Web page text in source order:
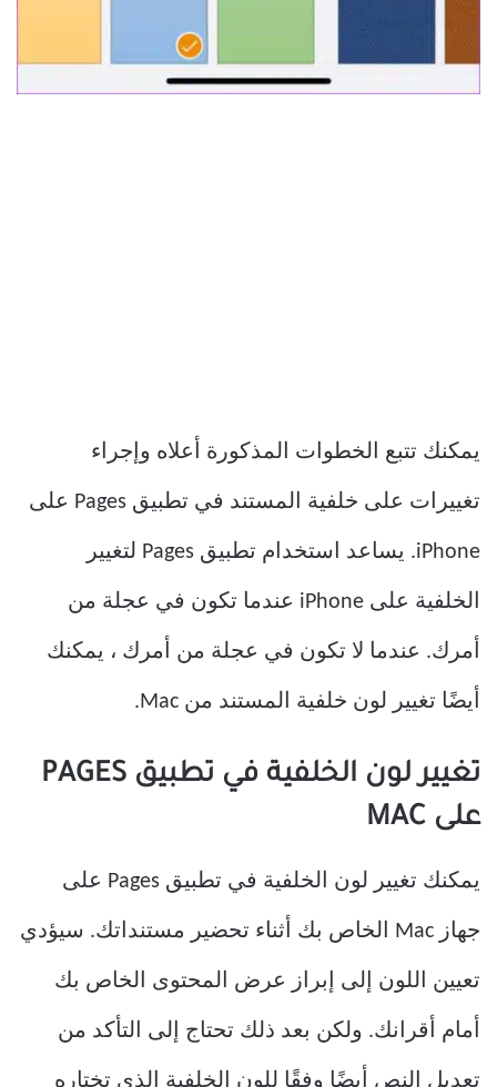
يمكنك تتبع الخطوات المذكورة أعلاه وإجراء
تغييرات على خلفية المستند في تطبيق Pages على
iPhone. يساعد استخدام تطبيق Pages لتغيير
الخلفية على iPhone عندما تكون في عجلة من
أمرك. عندما لا تكون في عجلة من أمرك ، يمكنك
أيضًا تغيير لون خلفية المستند من Mac.
تغيير لون الخلفية في تطبيق PAGES
على MAC
يمكنك تغيير لون الخلفية في تطبيق Pages على
جهاز Mac الخاص بك أثناء تحضير مستنداتك. سيؤدي
تعيين اللون إلى إبراز عرض المحتوى الخاص بك
أمام أقرانك. ولكن بعد ذلك تحتاج إلى التأكد من
تعديل النص أيضًا وفقًا للون الخلفية الذي تختاره